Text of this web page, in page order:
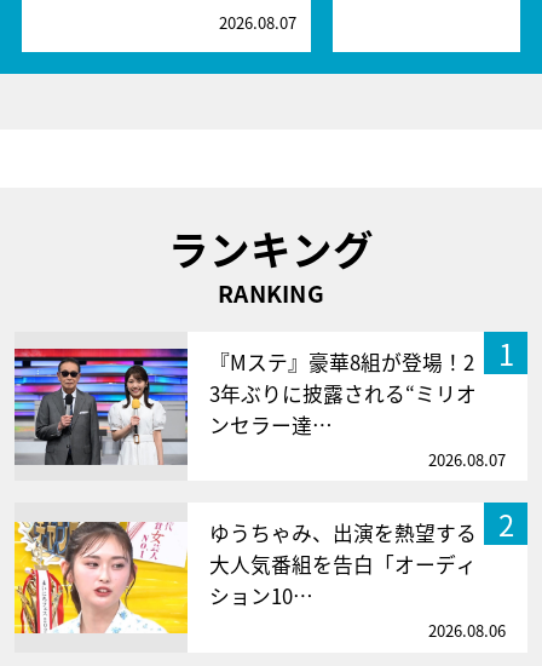
2026.08.07
ランキング
RANKING
1
『Mステ』豪華8組が登場！2
3年ぶりに披露される“ミリオ
ンセラー達…
2026.08.07
2
ゆうちゃみ、出演を熱望する
大人気番組を告白「オーディ
ション10…
2026.08.06